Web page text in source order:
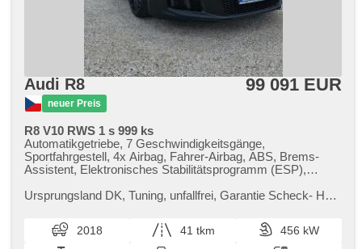
Audi R8
neuer Preis
99 091 EUR
R8 V10 RWS 1 s 999 ks
Automatikgetriebe, 7 Geschwindigkeitsgänge,
Sportfahrgestell, 4x Airbag, Fahrer-Airbag, ABS, Brems-
Assistent, Elektronisches Stabilitätsprogramm (ESP),
asistent rozjezdu do kopce (HSA), automatisch im Berg
podvozku, Servolenkung, 2-Zonen Klimaanlage,
Klimaautomatik, Adaptive Geschwindigkeitsregelung,
Ursprungsland DK,​ Tuning,​ unfallfrei,​ Garantie Scheck​- Heft,​
perleť. Přel...
2018 41 tkm
456 kW